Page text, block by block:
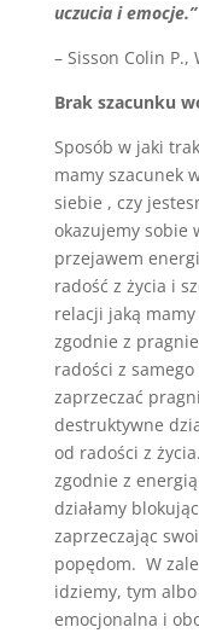
uczucia i emocje.”
– Sisson Colin
Brak szacunku
Sposób w jaki
mamy szacunek
siebie , czy
okazujemy sobie
przejawem
radość z życia i
relacji jaką mamy
zgodnie z
radości z
zaprzeczać
destruktywne
od radości z
zgodnie z
działamy
zaprzeczając
popędom. W
idziemy, tym
emocjonalna i